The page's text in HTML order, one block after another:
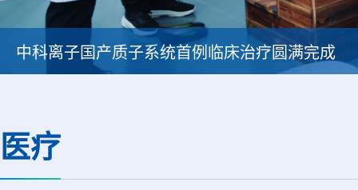
韩国忠清北道上半年农水产品放射性检测结果达
医疗